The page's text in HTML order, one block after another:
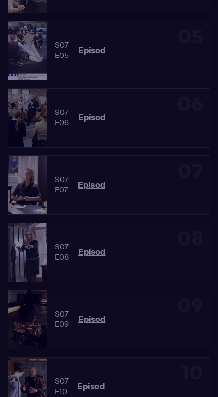
S07
E05
Episod
S07
E06
Episod
S07
E07
Episod
S07
E08
Episod
S07
E09
Episod
S07
E10
Episod